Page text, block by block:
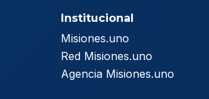
Institucional
Misiones.uno
Red Misiones.uno
Agencia Misiones.uno